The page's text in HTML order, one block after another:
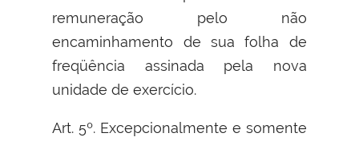
remuneração pelo não
encaminhamento de sua folha de
freqüência assinada pela nova
unidade de exercício.
Art. 5º. Excepcionalmente e somente